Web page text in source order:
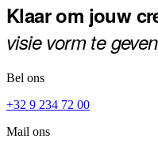
Klaar om jouw
visie vorm te
Bel ons
+32 9 234 72 00
Mail ons